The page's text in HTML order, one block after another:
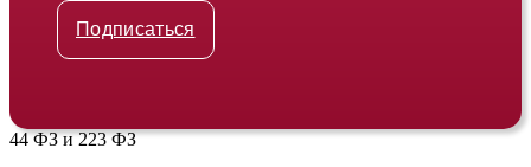
Подписаться
44 ФЗ и 223 ФЗ